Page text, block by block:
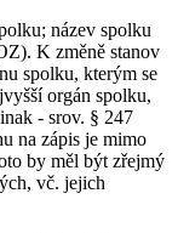
název spolku
K změně stanov
spolku, kterým se
orgán spolku,
- srov. § 247
na zápis je mimo
by měl být zřejmý
vč. jejich